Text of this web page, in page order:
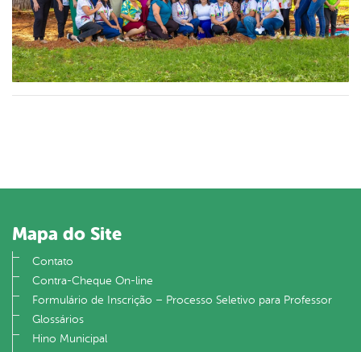
Mapa do Site
Contato
Contra-Cheque On-line
Formulário de Inscrição – Processo Seletivo para Professor
Glossários
Hino Municipal